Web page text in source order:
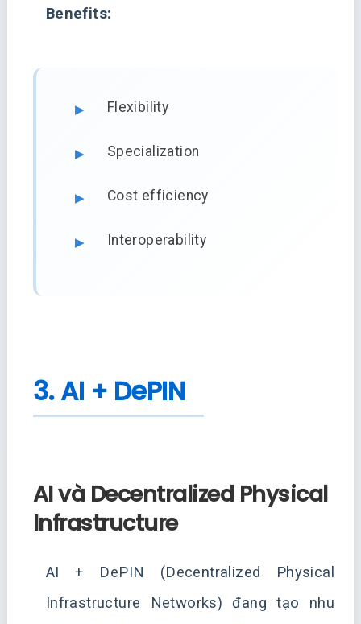
Benefits:
Flexibility
Specialization
Cost efficiency
Interoperability
3. AI + DePIN
AI và Decentralized Physical
Infrastructure
AI + DePIN (Decentralized Physical
Infrastructure Networks) đang tạo nhu